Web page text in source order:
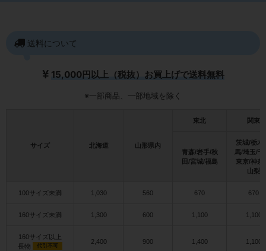
送料について
15,000円以上（税抜）お買上げで送料無料
※一部商品、一部地域を除く
サイズ 北海道 山形県内
東北 関東
青森/岩手/秋
田/宮城/福島
茨城/栃木
馬/埼玉/千
東京/神奈
山梨
100サイズ未満 1,030 560 670 670
160サイズ未満 1,300 600 1,100 1,100
160サイズ以上
長物
代引不可
2,400 900 1,400 1,100